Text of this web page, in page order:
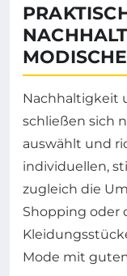
Nachhaltigkeit
schließen sich
auswählt und
individuellen,
zugleich die
Shopping oder
Mode mit